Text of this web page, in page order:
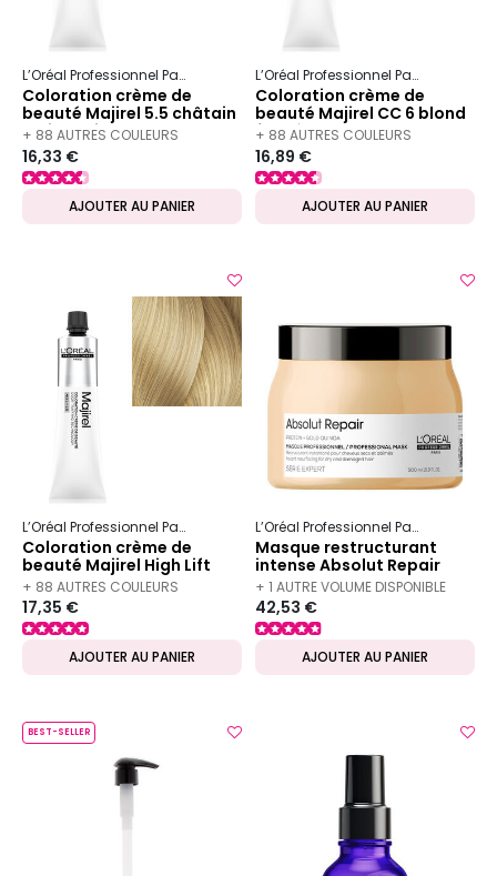
L’Oréal Professionnel Paris
Coloration crème de
beauté Majirel 5.5 châtain
clair acajou
+ 88 AUTRES COULEURS
DISPONIBLES
16,33 €
AJOUTER AU PANIER
L’Oréal Professionnel Paris
Coloration crème de
beauté Majirel CC 6 blond
foncé
+ 88 AUTRES COULEURS
DISPONIBLES
16,89 €
AJOUTER AU PANIER
L’Oréal Professionnel Paris
Coloration crème de
beauté Majirel High Lift
neutre
+ 88 AUTRES COULEURS
DISPONIBLES
17,35 €
AJOUTER AU PANIER
L’Oréal Professionnel Paris
Masque restructurant
intense Absolut Repair
500 ml
+ 1 AUTRE VOLUME DISPONIBLE
42,53 €
AJOUTER AU PANIER
BEST-SELLER